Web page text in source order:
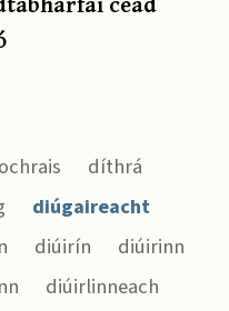
díthrá
diúgaireacht
diúirín
diúirinn
diúirlinneach